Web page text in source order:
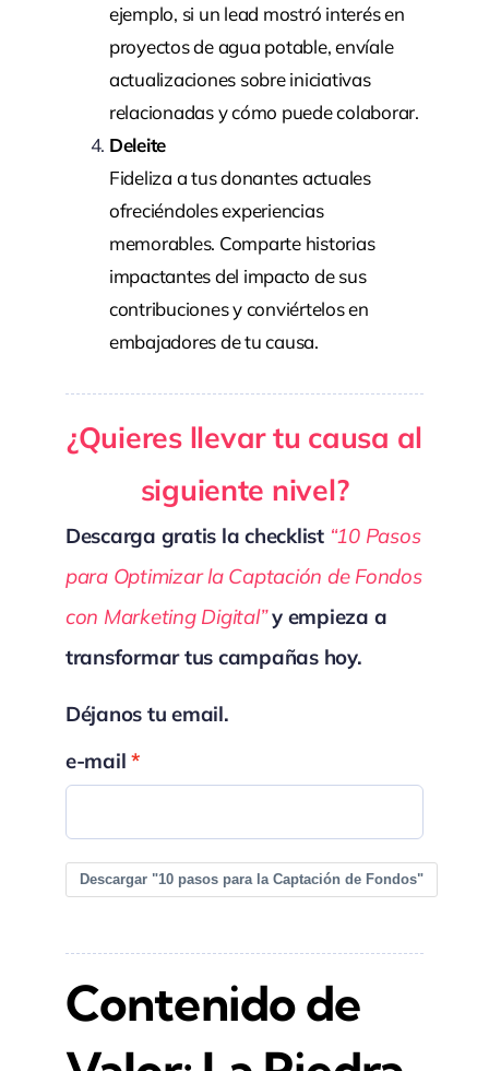
ejemplo, si un lead mostró interés en
proyectos de agua potable, envíale
actualizaciones sobre iniciativas
relacionadas y cómo puede colaborar.
Deleite
Fideliza a tus donantes actuales
ofreciéndoles experiencias
memorables. Comparte historias
impactantes del impacto de sus
contribuciones y conviértelos en
embajadores de tu causa.
¿Quieres llevar tu causa al
siguiente nivel?
Descarga gratis la checklist “10 Pasos
para Optimizar la Captación de Fondos
con Marketing Digital”y empieza a
transformar tus campañas hoy.
Déjanos tu email.
e-mail
Descargar "10 pasos para la Captación de Fondos"
Contenido de